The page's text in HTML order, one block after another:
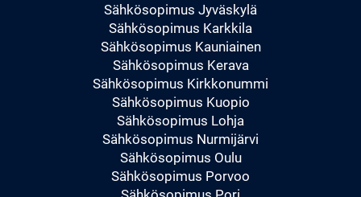
Sähkösopimus Jyväskylä
Sähkösopimus Karkkila
Sähkösopimus Kauniainen
Sähkösopimus Kerava
Sähkösopimus Kirkkonummi
Sähkösopimus Kuopio
Sähkösopimus Lohja
Sähkösopimus Nurmijärvi
Sähkösopimus Oulu
Sähkösopimus Porvoo